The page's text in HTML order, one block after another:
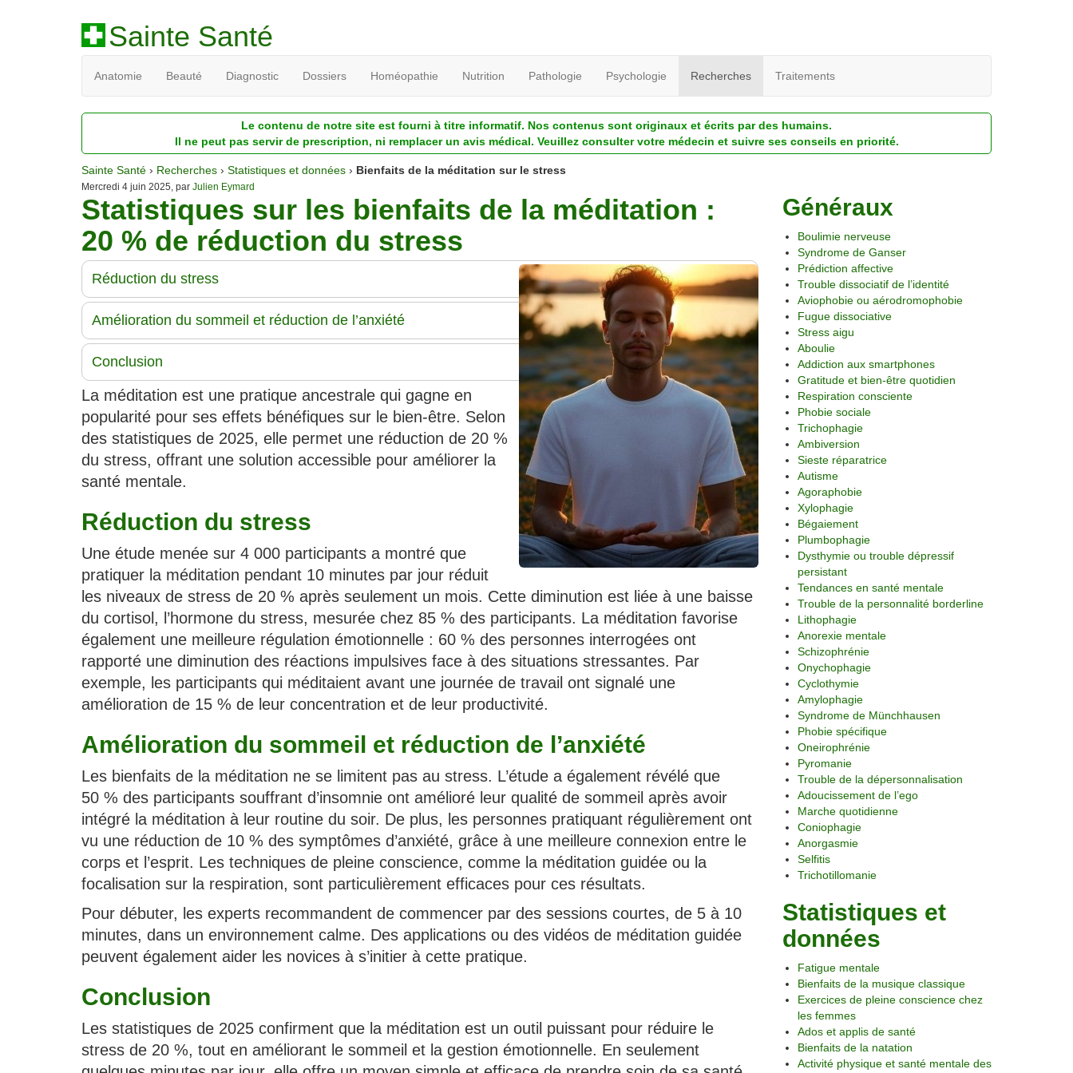
Sainte Santé
Anatomie Beauté Diagnostic Dossiers Homéopathie Nutrition Pathologie Psychologie Recherches Traitements
Le contenu de notre site est fourni à titre informatif. Nos contenus sont originaux et écrits par des humains.
Il ne peut pas servir de prescription, ni remplacer un avis médical. Veuillez consulter votre médecin et suivre ses conseils en priorité.
Sainte Santé › Recherches › Statistiques et données › Bienfaits de la méditation sur le stress
Mercredi 4 juin 2025, par Julien Eymard
Statistiques sur les bienfaits de la méditation :
20 % de réduction du stress
Réduction du stress
Amélioration du sommeil et réduction de l’anxiété
Conclusion
La méditation est une pratique ancestrale qui gagne en
popularité pour ses effets bénéfiques sur le bien-être. Selon
des statistiques de 2025, elle permet une réduction de 20 %
du stress, offrant une solution accessible pour améliorer la
santé mentale.
Réduction du stress
Une étude menée sur 4 000 participants a montré que
pratiquer la méditation pendant 10 minutes par jour réduit
les niveaux de stress de 20 % après seulement un mois. Cette diminution est liée à une baisse
du cortisol, l’hormone du stress, mesurée chez 85 % des participants. La méditation favorise
également une meilleure régulation émotionnelle : 60 % des personnes interrogées ont
rapporté une diminution des réactions impulsives face à des situations stressantes. Par
exemple, les participants qui méditaient avant une journée de travail ont signalé une
amélioration de 15 % de leur concentration et de leur productivité.
Amélioration du sommeil et réduction de l’anxiété
Les bienfaits de la méditation ne se limitent pas au stress. L’étude a également révélé que
50 % des participants souffrant d’insomnie ont amélioré leur qualité de sommeil après avoir
intégré la méditation à leur routine du soir. De plus, les personnes pratiquant régulièrement ont
vu une réduction de 10 % des symptômes d’anxiété, grâce à une meilleure connexion entre le
corps et l’esprit. Les techniques de pleine conscience, comme la méditation guidée ou la
focalisation sur la respiration, sont particulièrement efficaces pour ces résultats.
Pour débuter, les experts recommandent de commencer par des sessions courtes, de 5 à 10
minutes, dans un environnement calme. Des applications ou des vidéos de méditation guidée
peuvent également aider les novices à s’initier à cette pratique.
Conclusion
Les statistiques de 2025 confirment que la méditation est un outil puissant pour réduire le
stress de 20 %, tout en améliorant le sommeil et la gestion émotionnelle. En seulement
Généraux
Boulimie nerveuse
Syndrome de Ganser
Prédiction affective
Trouble dissociatif de l’identité
Aviophobie ou aérodromophobie
Fugue dissociative
Stress aigu
Aboulie
Addiction aux smartphones
Gratitude et bien-être quotidien
Respiration consciente
Phobie sociale
Trichophagie
Ambiversion
Sieste réparatrice
Autisme
Agoraphobie
Xylophagie
Bégaiement
Plumbophagie
Dysthymie ou trouble dépressif
persistant
Tendances en santé mentale
Trouble de la personnalité borderline
Lithophagie
Anorexie mentale
Schizophrénie
Onychophagie
Cyclothymie
Amylophagie
Syndrome de Münchhausen
Phobie spécifique
Oneirophrénie
Pyromanie
Trouble de la dépersonnalisation
Adoucissement de l’ego
Marche quotidienne
Coniophagie
Anorgasmie
Selfitis
Trichotillomanie
Statistiques et
données
Fatigue mentale
Bienfaits de la musique classique
Exercices de pleine conscience chez
les femmes
Ados et applis de santé
Bienfaits de la natation
Activité physique et santé mentale des